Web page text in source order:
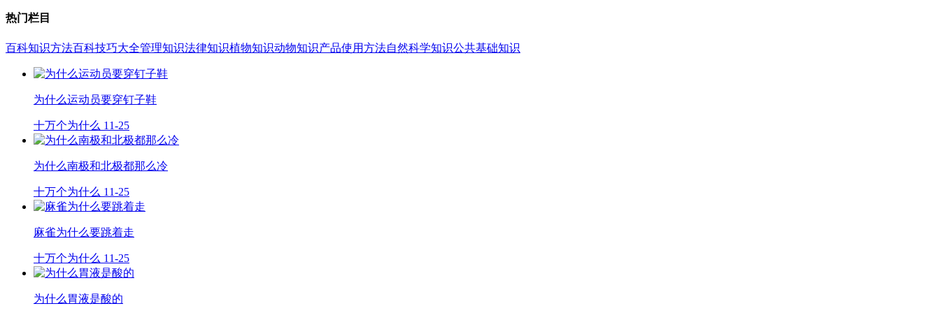
热门栏目
百科知识方法百科技巧大全管理知识法律知识植物知识动物知识产品使用方法自然科学知识公共基础知识
为什么运动员要穿钉子鞋
十万个为什么 11-25
为什么南极和北极都那么冷
十万个为什么 11-25
麻雀为什么要跳着走
十万个为什么 11-25
为什么胃液是酸的